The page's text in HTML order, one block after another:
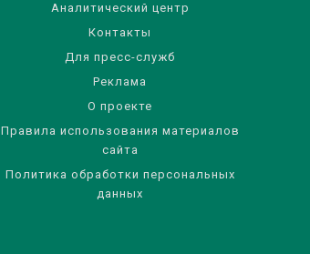
Аналитический центр
Контакты
Для пресс-служб
Реклама
О проекте
Правила использования материалов
сайта
Политика обработки персональных
данных